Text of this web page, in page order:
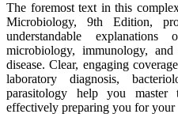
The foremost text in this
Microbiology, 9th Edition,
understandable
microbiology, immunology,
disease. Clear, engaging
laboratory diagnosis,
parasitology help you master
effectively preparing you for your